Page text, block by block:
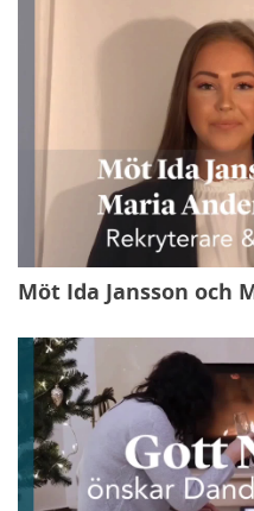
Möt Ida Jansson och